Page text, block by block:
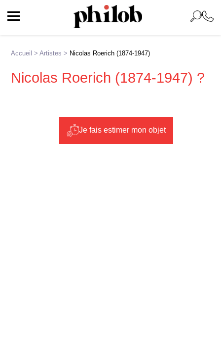
Accueil >Artistes > Nicolas Roerich (1874-1947)
Nicolas Roerich (1874-1947) ?
Je fais estimer mon objet